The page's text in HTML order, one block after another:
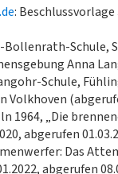
:
Bollenrath-Schule,
Anna
Schule,
Volkhoven
1964, „Die
abgerufen
Das
abgerufen